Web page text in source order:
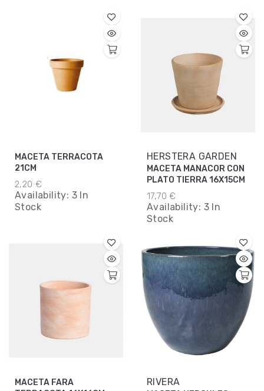
MACETA TERRACOTA
21CM
2,20 €
Availability: 3 In
Stock
HERSTERA GARDEN
MACETA MANACOR CON
PLATO TIERRA 16X15CM
17,70 €
Availability: 3 In
Stock
MACETA FARA
RIVERA